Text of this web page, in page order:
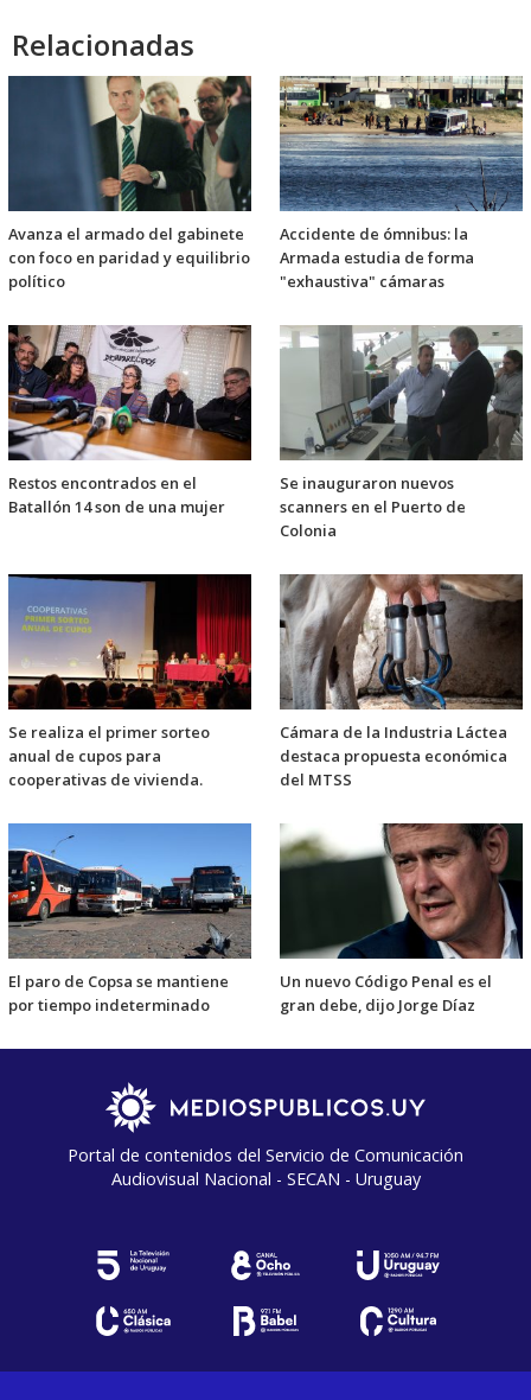
Relacionadas
Avanza el armado del gabinete
con foco en paridad y equilibrio
político
Accidente de ómnibus: la
Armada estudia de forma
"exhaustiva" cámaras
Restos encontrados en el
Batallón 14 son de una mujer
Se inauguraron nuevos
scanners en el Puerto de
Colonia
Se realiza el primer sorteo
anual de cupos para
cooperativas de vivienda.
Cámara de la Industria Láctea
destaca propuesta económica
del MTSS
El paro de Copsa se mantiene
por tiempo indeterminado
Un nuevo Código Penal es el
gran debe, dijo Jorge Díaz
Portal de contenidos del Servicio de Comunicación
Audiovisual Nacional - SECAN - Uruguay